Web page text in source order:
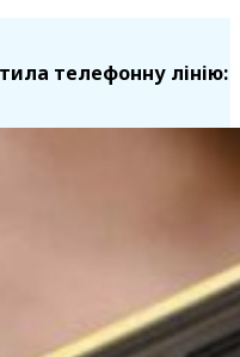
телефонну лінію: